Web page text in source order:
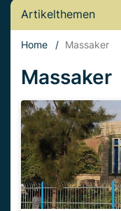
Artikelthemen
Home / Massaker
Massaker